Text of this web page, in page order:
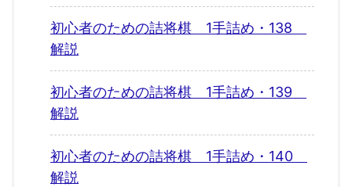
初心者のための詰将棋 1手詰め・138
解説
初心者のための詰将棋 1手詰め・139
解説
初心者のための詰将棋 1手詰め・140
解説